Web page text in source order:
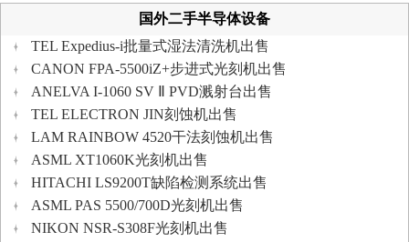
国外二手半导体设备
TEL Expedius-i批量式湿法清洗机出售
CANON FPA-5500iZ+步进式光刻机出售
ANELVA I-1060 SV Ⅱ PVD溅射台出售
TEL ELECTRON JIN刻蚀机出售
LAM RAINBOW 4520干法刻蚀机出售
ASML XT1060K光刻机出售
HITACHI LS9200T缺陷检测系统出售
ASML PAS 5500/700D光刻机出售
NIKON NSR-S308F光刻机出售